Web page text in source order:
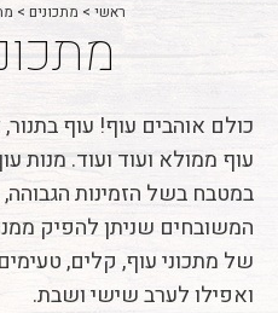
ראשי > מתכונים >
כולם אוהבים עוף! עוף
עוף ממולא ועוד ועוד. מנות
במטבח בשל הזמינות
המשובחים שניתן להפיק
של מתכוני עוף, קלים,
ואפילו לערב שישי ושבת.